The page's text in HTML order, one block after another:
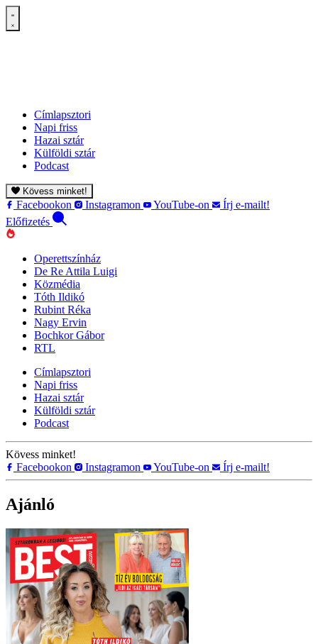
Címlapsztori
Napi friss
Hazai sztár
Külföldi sztár
Podcast
Kövess minket!
Facebookon Instagramon YouTube-on
Írj e-mailt!
Előfizetés
Operettszínház
De Re Attila Luigi
Közmédia
Tóth Ildikó
Rubint Réka
Nagy Ervin
Bochkor Gábor
RTL
Címlapsztori
Napi friss
Hazai sztár
Külföldi sztár
Podcast
Kövess minket!
Facebookon
Instagramon YouTube-on Írj e-mailt!
Ajánló